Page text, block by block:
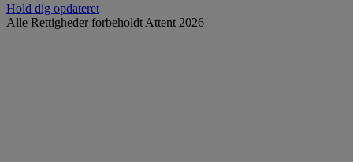
Hold dig opdateret
Alle Rettigheder forbeholdt Attent 2026